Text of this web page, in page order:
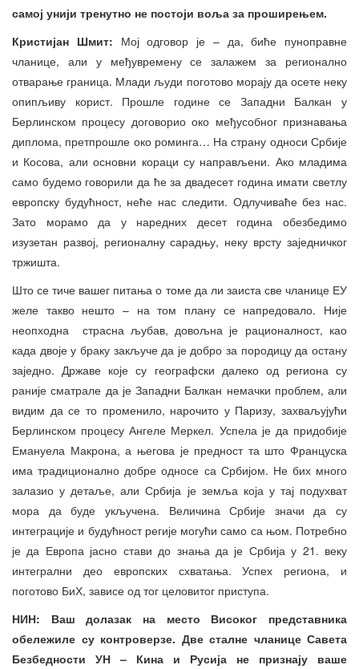
самој унији тренутно не постоји воља за проширењем.
Кристијан Шмит: Мој одговор је – да, биће пуноправне
чланице, али у међувремену се залажем за регионално
отварање граница. Млади људи поготово морају да осете неку
опипљиву корист. Прошле године се Западни Балкан у
Берлинском процесу договорио око међусобног признавања
диплома, претпрошле око роминга… На страну односи Србије
и Косова, али основни кораци су направљени. Ако младима
само будемо говорили да ће за двадесет година имати светлу
европску будућност, неће нас следити. Одлучиваће без нас.
Зато морамо да у наредних десет година обезбедимо
изузетан развој, регионалну сарадњу, неку врсту заједничког
тржишта.
Што се тиче вашег питања о томе да ли заиста све чланице ЕУ
желе такво нешто – на том плану се напредовало. Није
неопходна страсна љубав, довољна је рационалност, као
када двоје у браку закључе да је добро за породицу да остану
заједно. Државе које су географски далеко од региона су
раније сматрале да је Западни Балкан немачки проблем, али
видим да се то променило, нарочито у Паризу, захваљујући
Берлинском процесу Ангеле Меркел. Успела је да придобије
Емануела Макрона, а његова је предност та што Француска
има традиционално добре односе са Србијом. Не бих много
залазио у детаље, али Србија је земља која у тај подухват
мора да буде укључена. Величина Србије значи да су
интеграције и будућност регије могући само са њом. Потребно
је да Европа јасно стави до знања да је Србија у 21. веку
интегрални део европских схватања. Успех региона, и
поготово БиХ, зависе од тог целовитог приступа.
НИН: Ваш долазак на место Високог представника
обележиле су контроверзе. Две сталне чланице Савета
Безбедности УН – Кина и Русија не признају ваше